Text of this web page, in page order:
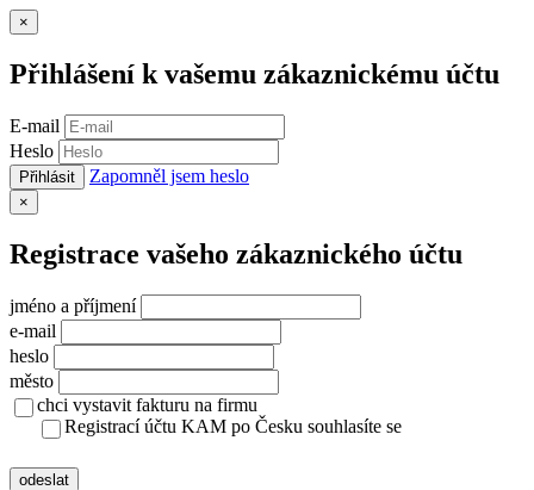
×
Přihlášení k vašemu zákaznickému účtu
E-mail
Heslo
Přihlásit Zapomněl jsem heslo
×
Registrace vašeho zákaznického účtu
jméno a příjmení
e-mail
heslo
město
chci vystavit fakturu na firmu
Registrací účtu KAM po Česku souhlasíte se
odeslat